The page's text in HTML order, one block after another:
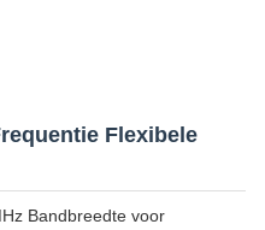
Flexibele
Bandbreedte voor